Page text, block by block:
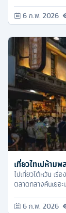
6 ก.พ. 2026
เที่ยวไทเปห้าม
ไปเที่ยวไต้หวัน เรื่
ตลาดกลางคืนเยอ
6 ก.พ. 2026